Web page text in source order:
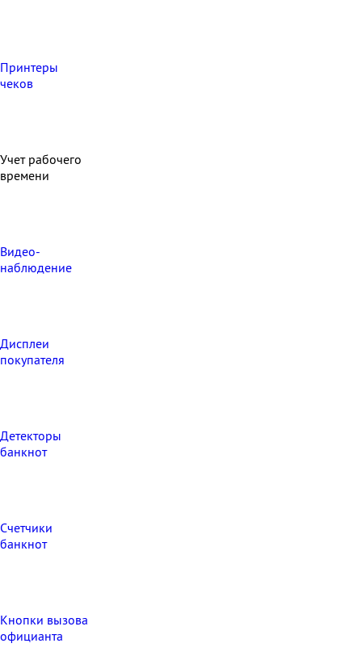
Принтеры
чеков
Учет рабочего
времени
Видео‑
наблюдение
Дисплеи
покупателя
Детекторы
банкнот
Счетчики
банкнот
Кнопки вызова
официанта